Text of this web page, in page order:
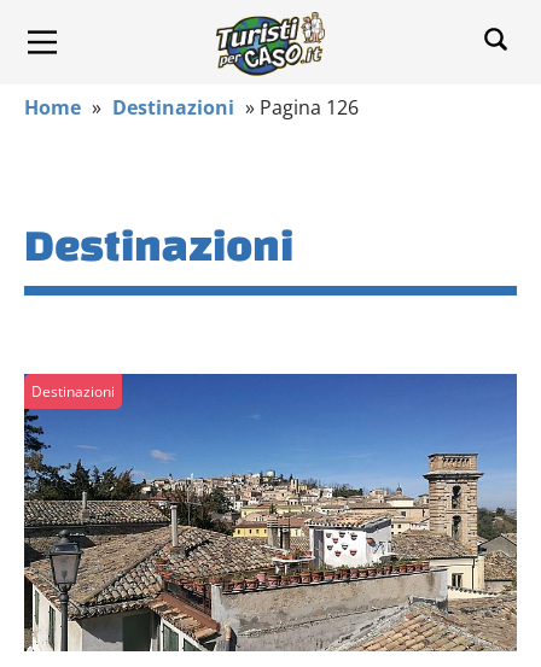
Home » Destinazioni » Pagina 126
Destinazioni
Destinazioni